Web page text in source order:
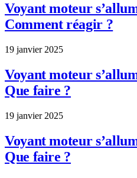
Voyant moteur
Comment réagir ?
19 janvier 2025
Voyant moteur
Que faire ?
19 janvier 2025
Voyant moteur
Que faire ?